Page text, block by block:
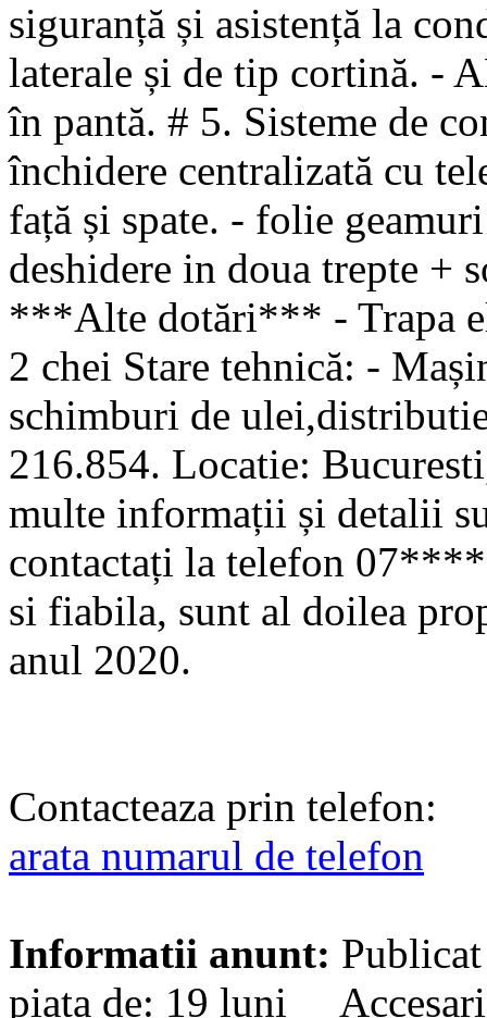
siguranță și asistență la
laterale și de tip cortină. -
în pantă. # 5. Sisteme de
închidere centralizată cu
față și spate. - folie
deshidere in doua trepte +
***Alte dotări*** - Trapa
2 chei Stare tehnică: -
schimburi de
216.854. Locatie:
multe informații și detalii
contactați la telefon
si fiabila, sunt al doilea
anul 2020.
Contacteaza prin telefon:
arata numarul de telefon
Informatii anunt:
piata de: 19 luni